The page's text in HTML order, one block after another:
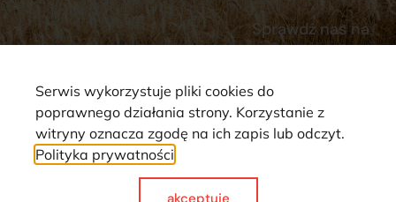
Sprawdź nas na
Strona wykorzystuje pliki cookie. Wszystkie prawa zastrzeżone ©
Serwis wykorzystuje pliki cookies do
poprawnego działania strony. Korzystanie z
witryny oznacza zgodę na ich zapis lub odczyt.
Polityka prywatności
akceptuje